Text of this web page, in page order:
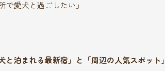
で愛犬と過ごしたい」
と泊まれる最新宿」と「周辺の人気スポット」